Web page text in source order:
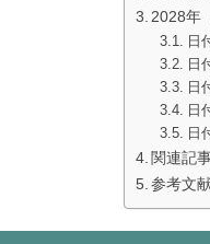
2028年
日
日
日
日
日
関連記
参考文